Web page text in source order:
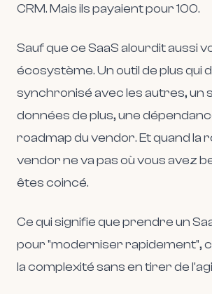
CRM. Mais ils payaient pour 100.
Sauf que ce SaaS alourdit aussi
écosystème. Un outil de plus qui
synchronisé avec les autres, un
données de plus, une
roadmap du vendor. Et quand la
vendor ne va pas où vous avez
êtes coincé.
Ce qui signifie que prendre un
pour "moderniser rapidement",
la complexité sans en tirer de